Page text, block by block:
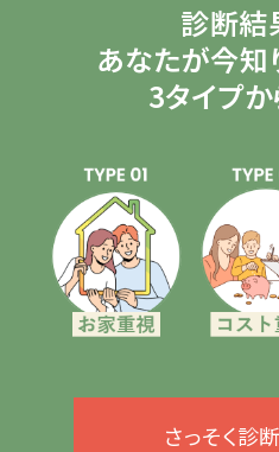
診断結
あなたが今知
3タイプ
さっそく診